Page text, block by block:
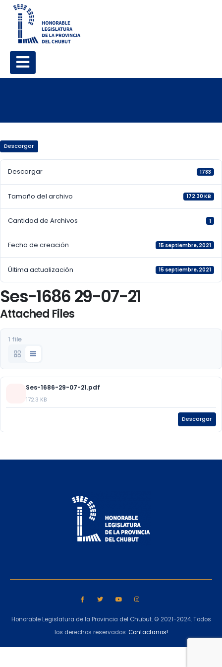
Descargar
Descargar 1783
Tamaño del archivo 172.30 KB
Cantidad de Archivos 1
Fecha de creación 15 septiembre, 2021
Última actualización 15 septiembre, 2021
Ses-1686 29-07-21
Attached Files
1 file
Ses-1686-29-07-21.pdf
172.3 KB
Descargar
Honorable Legislatura de la Provincia del Chubut. © 2021-2024. Todos
los derechos reservados.Contactanos!